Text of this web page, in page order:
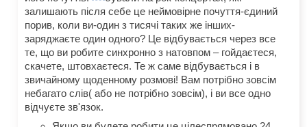
залишають після себе це неймовірне почуття-єдиний
порив, коли ви-один з тисячі таких же інших-
заряджаєте один одного? Це відбувається через все
те, що ви робите синхронно з натовпом – гойдаєтеся,
скачете, штовхаєтеся. Те ж саме відбувається і в
звичайному щоденному розмові! Вам потрібно зовсім
небагато слів( або не потрібно зовсім), і ви все одно
відчуєте зв'язок.